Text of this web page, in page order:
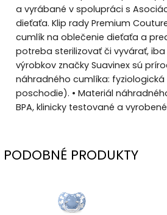
a vyrábané v spolupráci s
dieťaťa. Klip rady Premium
cumlík na oblečenie dieťaťa a
potreba sterilizovať či vyvárať,
výrobkov značky Suavinex sú
náhradného cumlíka:
poschodie). • Materiál
BPA, klinicky testované a
PODOBNÉ PRODUKTY